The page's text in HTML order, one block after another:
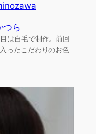
つら
は自毛で制作。前回
ったこだわりのお色